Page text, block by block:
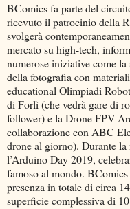
BComics fa parte del
ricevuto il patrocinio della
svolgerà
mercato su high-tech,
numerose iniziative come
della fotografia con
educational Olimpiadi
di Forlì (che vedrà gare di
follower) e la Drone FPV
collaborazione con ABC
drone al giorno). Durante
l’Arduino Day 2019,
famoso al mondo.
presenza in totale di circa
superficie complessiva di